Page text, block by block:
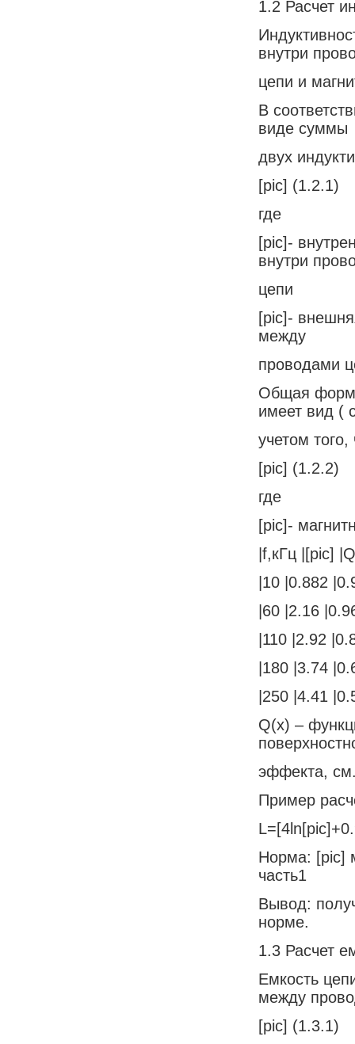
1.2 Расчет
внутри
цепи и
В
виде суммы
двух
[pic] (1.2.1)
где
[pic]-
внутри
цепи
[pic]-
между
проводами
Общая
имеет вид (
учетом
[pic] (1.2.2)
где
[pic]-
|f,кГц |[pic]
|10 |0.882
|60 |2.16
|110 |2.92
|180 |3.74
|250 |4.41
Q(x) –
эффекта,
Пример
Норма: [pic]
часть1
Вывод:
норме.
1.3 Расчет
Емкость
между
[pic] (1.3.1)